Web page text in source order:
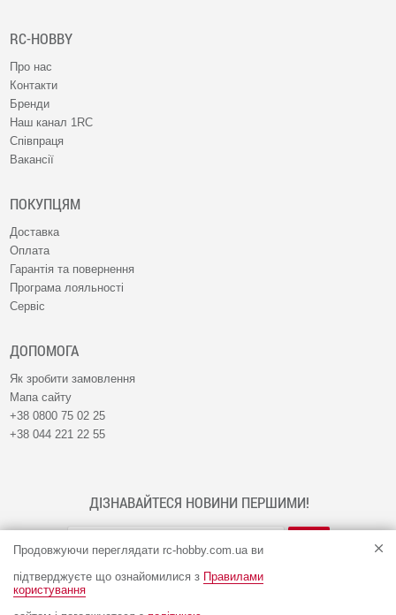
Продовжуючи переглядати rc-hobby.com.ua ви
підтверджуєте що ознайомилися з Правилами
користування
RC-HOBBY
Про нас
Контакти
Бренди
Наш канал 1RC
Співпраця
Вакансії
ПОКУПЦЯМ
Доставка
Оплата
Гарантія та повернення
Програма лояльності
Сервіс
ДОПОМОГА
Як зробити замовлення
Мапа сайту
+38 0800 75 02 25
+38 044 221 22 55
ДІЗНАВАЙТЕСЯ НОВИНИ ПЕРШИМИ!